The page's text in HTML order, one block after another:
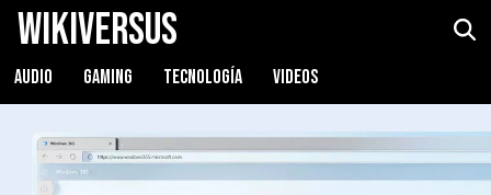
WikiVersus
AUDIO GAMING TECNOLOGÍA VIDEOS